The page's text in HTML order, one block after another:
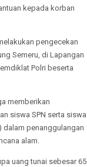
kepada korban
pengecekan
Semeru, di Lapangan
Polri beserta
memberikan
siswa SPN serta siswa
dalam penanggulangan
alam.
uang tunai sebesar